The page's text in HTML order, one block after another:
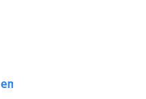
emerald star cleaning..